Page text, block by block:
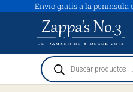
Envío gratis a la península
Búsqueda
de
productos